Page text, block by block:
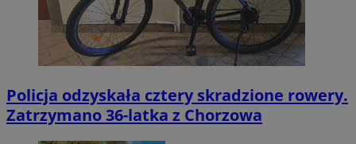
Policja odzyskała cztery skradzione rowery.
Zatrzymano 36-latka z Chorzowa